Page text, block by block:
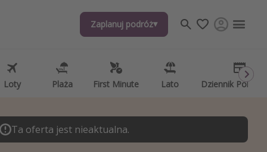
Zaplanuj podróż
Loty Plaża First Minute Lato Dziennik
Zaplanuj podróż
Loty Plaża First Minute Lato Dziennik
ciekawostki, porady podróżnicze
aplikacje podróżnicze
Ta oferta jest nieaktualna.